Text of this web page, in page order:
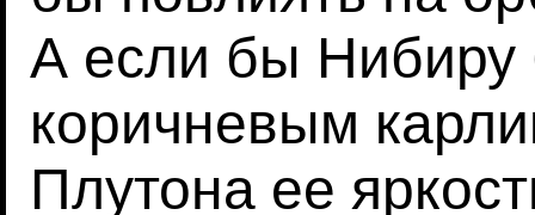
А если бы Нибиру
коричневым
Плутона ее